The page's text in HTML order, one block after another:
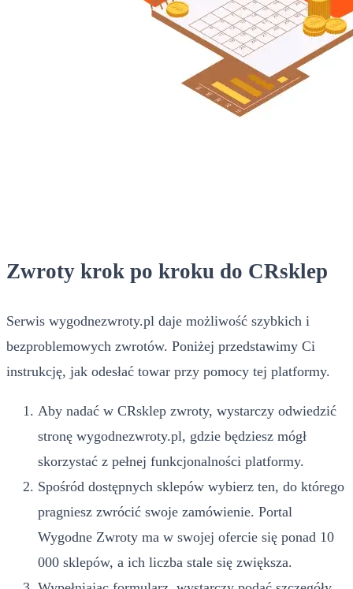
Zwroty krok po kroku do CRsklep
Serwis wygodnezwroty.pl daje możliwość szybkich i
bezproblemowych zwrotów. Poniżej przedstawimy Ci
instrukcję, jak odesłać towar przy pomocy tej platformy.
Aby nadać w CRsklep zwroty, wystarczy odwiedzić
stronę wygodnezwroty.pl, gdzie będziesz mógł
skorzystać z pełnej funkcjonalności platformy.
Spośród dostępnych sklepów wybierz ten, do którego
pragniesz zwrócić swoje zamówienie. Portal
Wygodne Zwroty ma w swojej ofercie się ponad 10
000 sklepów, a ich liczba stale się zwiększa.